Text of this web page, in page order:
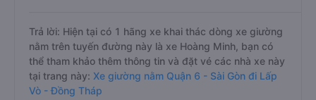
Trả lời: Hiện tại có 1 hãng xe khai thác dòng xe giường
nằm trên tuyến đường này là xe Hoàng Minh, bạn có
thể tham khảo thêm thông tin và đặt vé các nhà xe này
tại trang này: Xe giường nằm Quận 6 - Sài Gòn đi Lấp
Vò - Đồng Tháp